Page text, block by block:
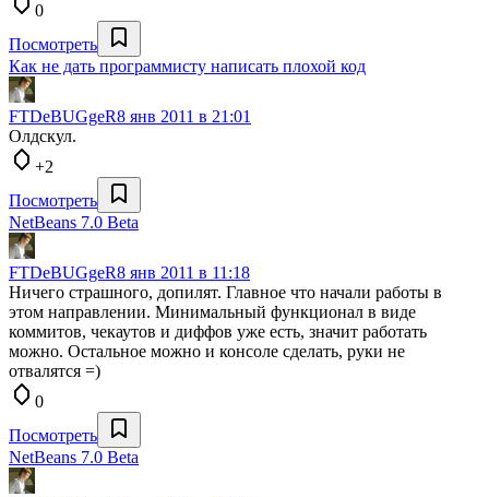
0
Посмотреть
Как не дать программисту написать плохой код
FTDeBUGgeR8 янв 2011 в 21:01
Олдскул.
+2
Посмотреть
NetBeans 7.0 Beta
FTDeBUGgeR8 янв 2011 в 11:18
Ничего страшного, допилят. Главное что начали работы в
этом направлении. Минимальный функционал в виде
коммитов, чекаутов и диффов уже есть, значит работать
можно. Остальное можно и консоле сделать, руки не
отвалятся =)
0
Посмотреть
NetBeans 7.0 Beta